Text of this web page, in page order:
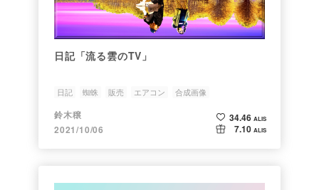
日記「流る雲のTV」
日記 蜘蛛 販売 エアコン 合成画像
鈴木穣
2021/10/06
34.46 ALIS
7.10 ALIS